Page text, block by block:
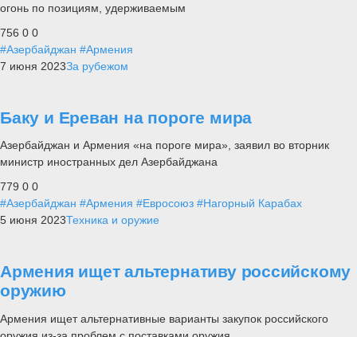
огонь по позициям, удерживаемым
756 0 0
#Азербайджан #Армения
7 июня 2023За рубежом
Баку и Ереван на пороге мира
Азербайджан и Армения «на пороге мира», заявил во вторник
министр иностранных дел Азербайджана
779 0 0
#Азербайджан #Армения #Евросоюз #Нагорный Карабах
5 июня 2023Техника и оружие
Армения ищет альтернативу российскому
оружию
Армения ищет альтернативные варианты закупок российского